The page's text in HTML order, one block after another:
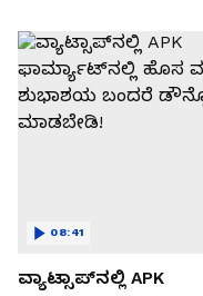
ವ್ಯಾಟ್ಸಾಪ್‌ನಲ್ಲಿ APK
08:41